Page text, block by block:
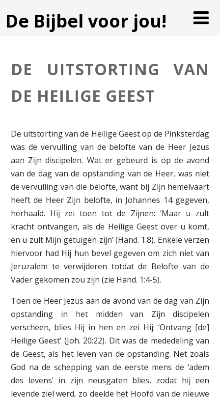
De Bijbel voor jou!
DE UITSTORTING VAN
DE HEILIGE GEEST
De uitstorting van de Heilige Geest op de Pinksterdag
was de vervulling van de belofte van de Heer Jezus
aan Zijn discipelen. Wat er gebeurd is op de avond
van de dag van de opstanding van de Heer, was niet
de vervulling van die belofte, want bij Zijn hemelvaart
heeft de Heer Zijn belofte, in Johannes 14 gegeven,
herhaald. Hij zei toen tot de Zijnen: ‘Maar u zult
kracht ontvangen, als de Heilige Geest over u komt,
en u zult Mijn getuigen zijn’ (Hand. 1:8). Enkele verzen
hiervoor had Hij hun bevel gegeven om zich niet van
Jeruzalem te verwijderen totdat de Belofte van de
Vader gekomen zou zijn (zie Hand. 1:4-5).
Toen de Heer Jezus aan de avond van de dag van Zijn
opstanding in het midden van Zijn discipelen
verscheen, blies Hij in hen en zei Hij: ‘Ontvang [de]
Heilige Geest’ (Joh. 20:22). Dit was de mededeling van
de Geest, als het leven van de opstanding. Net zoals
God na de schepping van de eerste mens de ‘adem
des levens’ in zijn neusgaten blies, zodat hij een
levende ziel werd, zo deelde het Hoofd van de nieuwe